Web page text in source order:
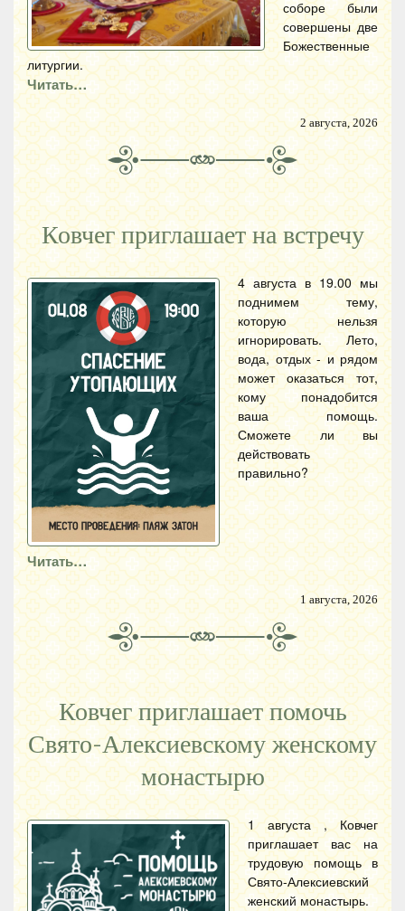
соборе были
совершены две
Божественные
литургии.
Читать…
2 августа, 2026
Ковчег приглашает на встречу
4 августа в 19.00 мы
поднимем тему,
которую нельзя
игнорировать. Лето,
вода, отдых - и рядом
может оказаться тот,
кому понадобится
ваша помощь.
Сможете ли вы
действовать
правильно?
Читать…
1 августа, 2026
Ковчег приглашает помочь
Свято-Алексиевскому женскому
монастырю
1 августа , Ковчег
приглашает вас на
трудовую помощь в
Свято-Алексиевский
женский монастырь.